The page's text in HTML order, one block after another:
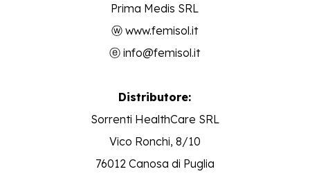
Prima Medis SRL
ⓦwww.femisol.it
ⓔinfo@femisol.it
Distributore:
Sorrenti HealthCare SRL
Vico Ronchi, 8/10
76012 Canosa di Puglia